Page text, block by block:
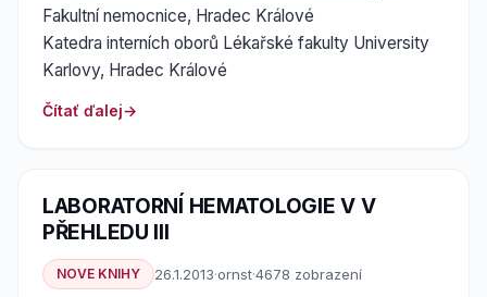
Fakultní nemocnice, Hradec Králové
Katedra interních oborů Lékařské fakulty University
Karlovy, Hradec Králové
Čítať ďalej
LABORATORNÍ HEMATOLOGIE V V
PŘEHLEDU III
NOVE KNIHY 26.1.2013·ornst·4678 zobrazení